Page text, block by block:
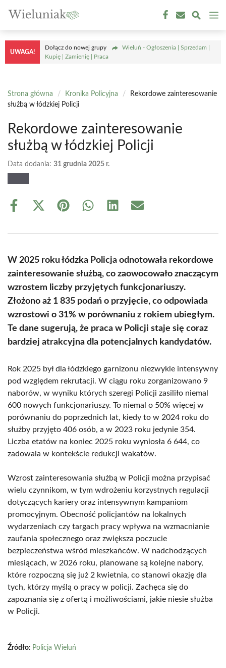
treści
UWAGA!
Dołącz do nowej grupy
Wieluń - Ogłoszenia | Sprzedam |
Kupię | Zamienię | Praca
Strona główna / Kronika Policyjna /
Rekordowe zainteresowanie
służbą w łódzkiej Policji
Rekordowe zainteresowanie
służbą w łódzkiej Policji
Data dodania: 31 grudnia 2025 r.
Share
Share
(Twitter)
Share Share Share Share
W 2025 roku łódzka Policja odnotowała rekordowe
zainteresowanie służbą, co zaowocowało znaczącym
wzrostem liczby przyjętych funkcjonariuszy.
Złożono aż 1 835 podań o przyjęcie, co odpowiada
wzrostowi o 31% w porównaniu z rokiem ubiegłym.
Te dane sugerują, że praca w Policji staje się coraz
bardziej atrakcyjna dla potencjalnych kandydatów.
Rok 2025 był dla łódzkiego garnizonu niezwykle intensywny
pod względem rekrutacji. W ciągu roku zorganizowano 9
naborów, w wyniku których szeregi Policji zasiliło niemal
600 nowych funkcjonariuszy. To niemal o 50% więcej w
porównaniu do poprzednich lat, kiedy to w 2024 roku do
służby przyjęto 406 osób, a w 2023 roku jedynie 354.
Liczba etatów na koniec 2025 roku wyniosła 6 644, co
zadowala w kontekście redukcji wakatów.
Wzrost zainteresowania służbą w Policji można przypisać
wielu czynnikom, w tym wdrożeniu korzystnych regulacji
dotyczących kariery oraz intensywnym kampaniom
promocyjnym. Obecność policjantów na lokalnych
wydarzeniach czy targach pracy wpływa na wzmacnianie
zaufania społecznego oraz zwiększa poczucie
bezpieczeństwa wśród mieszkańców. W nadchodzących
miesiącach, w 2026 roku, planowane są kolejne nabory,
które rozpoczną się już 2 kwietnia, co stanowi okazję dla
tych, którzy myślą o pracy w policji. Zachęca się do
zapoznania się z ofertą i możliwościami, jakie niesie służba
w Policji.
Źródło: Policja Wieluń